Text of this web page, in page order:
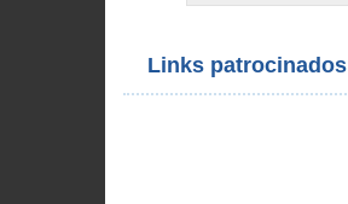
Links patrocinados